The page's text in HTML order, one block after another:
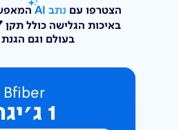
הצטרפו עם נתב AI
באיכות הגלישה כולל תקן WiFi
בעולם וגם הגנת
Bfiber
1 ג׳יגה